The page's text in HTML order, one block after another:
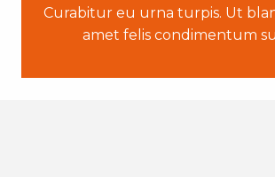
Curabitur eu urna turpis. Ut
amet felis condimentum